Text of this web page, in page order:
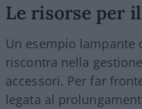
Le risorse per
Un esempio lampante
riscontra nella
accessori. Per far
legata al